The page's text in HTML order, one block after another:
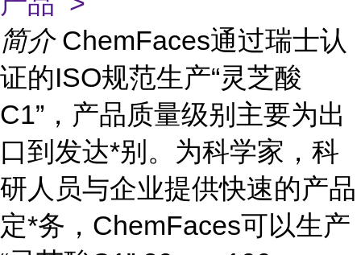
简介 ChemFaces通过瑞士认
证的ISO规范生产“灵芝酸
C1”，产品质量级别主要为出
口到发达*别。为科学家，科
研人员与企业提供快速的产品
定*务，ChemFaces可以生产